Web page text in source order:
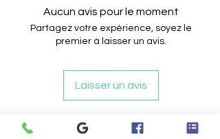
Aucun avis pour le moment
Partagez votre expérience, soyez le
premier à laisser un avis.
Laisser un avis